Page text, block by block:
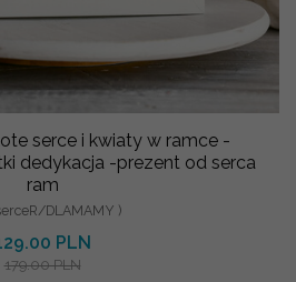
serce i kwiaty w ramce -
dedykacja -prezent od serca
ram
DLAMAMY )
PLN
179.00 PLN